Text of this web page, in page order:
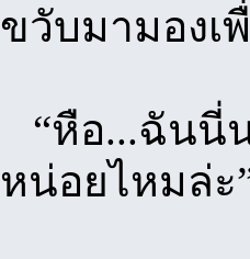
ขวับมามองเ
“หือ...ฉันนี่
หน่อยไหมล่ะ